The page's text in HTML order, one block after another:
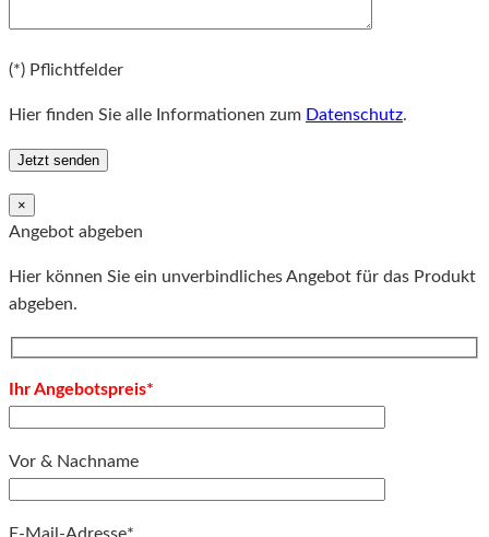
(*) Pflichtfelder
Hier finden Sie alle Informationen zum Datenschutz.
×
Angebot abgeben
Hier können Sie ein unverbindliches Angebot für das Produkt
abgeben.
Ihr Angebotspreis*
Vor & Nachname